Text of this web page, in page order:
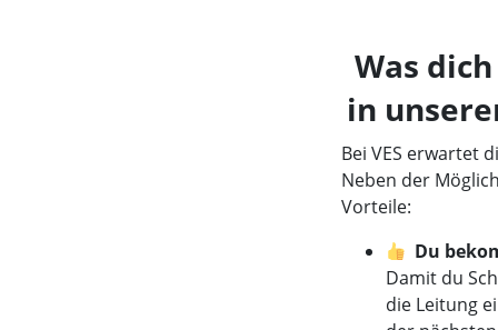
Was
in
Bei VES erwartet
Neben der
Vorteile:
Du
Damit du
die Leitung